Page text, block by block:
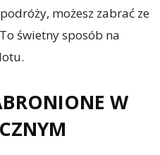
możesz zabrać ze
świetny sposób na
W